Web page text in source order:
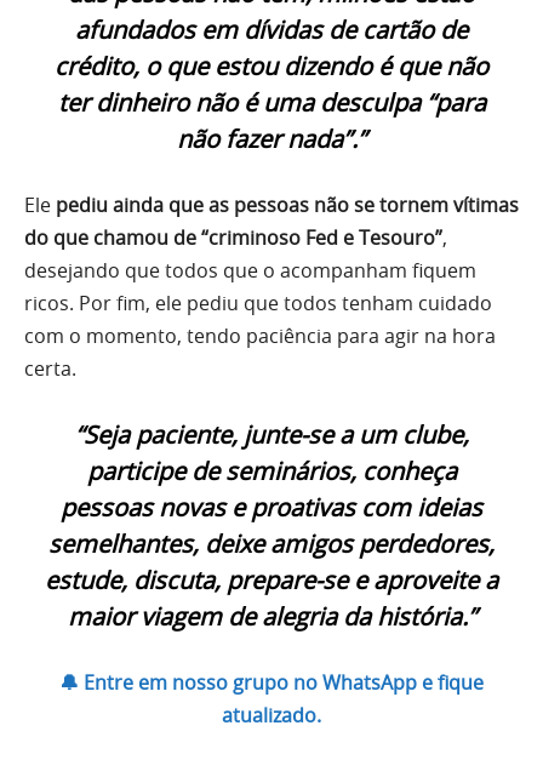
afundados em dívidas de cartão de
crédito, o que estou dizendo é que não
ter dinheiro não é uma desculpa “para
não fazer nada”.”
Ele pediu ainda que as pessoas não se tornem vítimas
do que chamou de “criminoso Fed e Tesouro”,
desejando que todos que o acompanham fiquem
ricos. Por fim, ele pediu que todos tenham cuidado
com o momento, tendo paciência para agir na hora
certa.
“Seja paciente, junte-se a um clube,
participe de seminários, conheça
pessoas novas e proativas com ideias
semelhantes, deixe amigos perdedores,
estude, discuta, prepare-se e aproveite a
maior viagem de alegria da história.”
🔔 Entre em nosso grupo no WhatsApp e fique
atualizado.